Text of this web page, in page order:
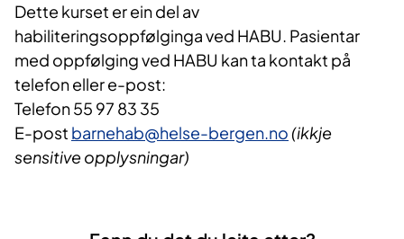
Dette kurset er ein del av
habiliteringsoppfølginga ved HABU. Pasientar
med oppfølging ved HABU kan ta kontakt på
telefon eller e-post:
Telefon 55 97 83 35
E-post barnehab@helse-bergen.no(ikkje
sensitive opplysningar)